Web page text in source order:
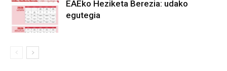
EAEko Heziketa Berezia: udako
egutegia